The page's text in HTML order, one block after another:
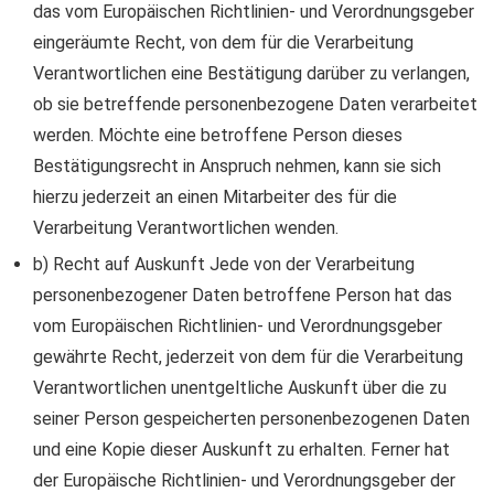
das vom Europäischen Richtlinien- und Verordnungsgeber
eingeräumte Recht, von dem für die Verarbeitung
Verantwortlichen eine Bestätigung darüber zu verlangen,
ob sie betreffende personenbezogene Daten verarbeitet
werden. Möchte eine betroffene Person dieses
Bestätigungsrecht in Anspruch nehmen, kann sie sich
hierzu jederzeit an einen Mitarbeiter des für die
Verarbeitung Verantwortlichen wenden.
b) Recht auf Auskunft Jede von der Verarbeitung
personenbezogener Daten betroffene Person hat das
vom Europäischen Richtlinien- und Verordnungsgeber
gewährte Recht, jederzeit von dem für die Verarbeitung
Verantwortlichen unentgeltliche Auskunft über die zu
seiner Person gespeicherten personenbezogenen Daten
und eine Kopie dieser Auskunft zu erhalten. Ferner hat
der Europäische Richtlinien- und Verordnungsgeber der